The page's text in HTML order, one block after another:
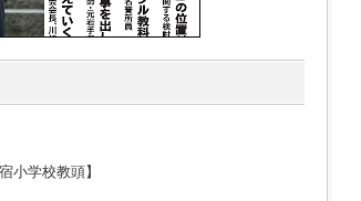
小学校教頭】